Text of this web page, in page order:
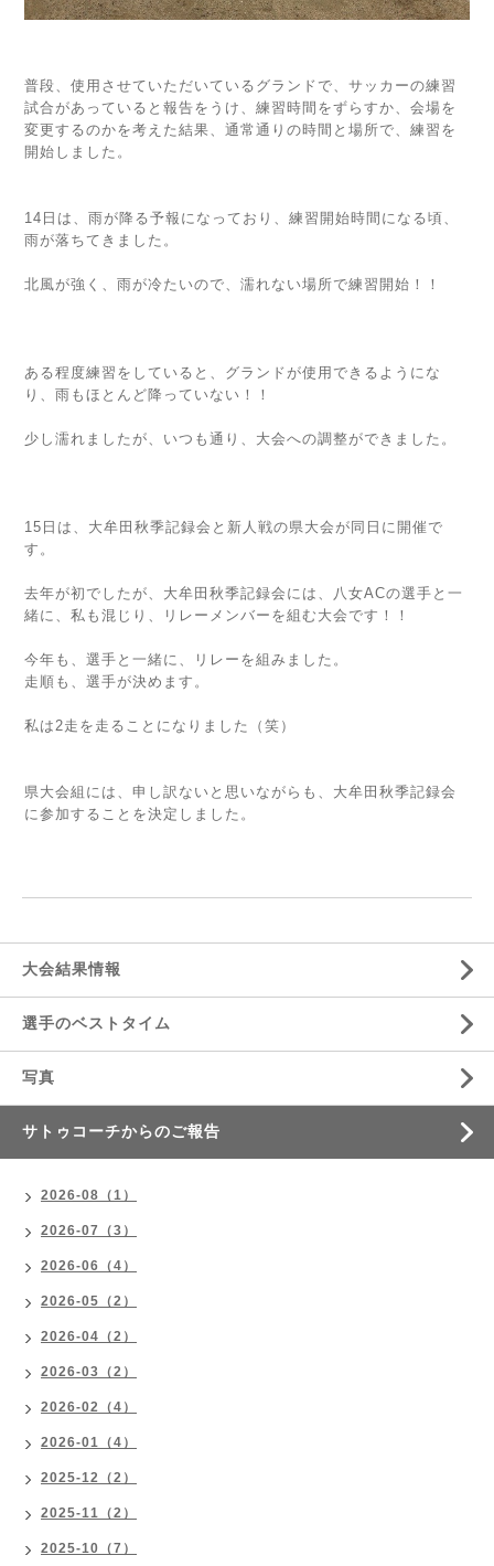
普段、使用させていただいているグランドで、サッカーの練習
試合があっていると報告をうけ、練習時間をずらすか、会場を
変更するのかを考えた結果、通常通りの時間と場所で、練習を
開始しました。
14日は、雨が降る予報になっており、練習開始時間になる頃、
雨が落ちてきました。
北風が強く、雨が冷たいので、濡れない場所で練習開始！！
ある程度練習をしていると、グランドが使用できるようにな
り、雨もほとんど降っていない！！
少し濡れましたが、いつも通り、大会への調整ができました。
15日は、大牟田秋季記録会と新人戦の県大会が同日に開催で
す。
去年が初でしたが、大牟田秋季記録会には、八女ACの選手と一
緒に、私も混じり、リレーメンバーを組む大会です！！
今年も、選手と一緒に、リレーを組みました。
走順も、選手が決めます。
私は2走を走ることになりました（笑）
県大会組には、申し訳ないと思いながらも、大牟田秋季記録会
に参加することを決定しました。
大会結果情報
選手のベストタイム
写真
サトゥコーチからのご報告
2026-08（1）
2026-07（3）
2026-06（4）
2026-05（2）
2026-04（2）
2026-03（2）
2026-02（4）
2026-01（4）
2025-12（2）
2025-11（2）
2025-10（7）